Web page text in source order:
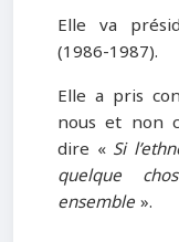
Elle va
(1986-1987).
Elle a pris
nous et non
dire « Si
quelque
ensemble».